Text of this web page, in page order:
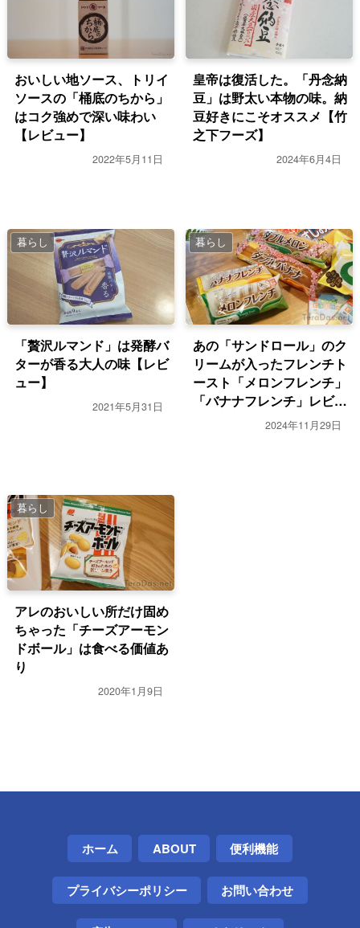
おいしい地ソース、トリイ
ソースの「桶底のちから」
はコク強めで深い味わい
【レビュー】
2022年5月11日
皇帝は復活した。「丹念納
豆」は野太い本物の味。納
豆好きにこそオススメ【竹
之下フーズ】
2024年6月4日
暮らし
「贅沢ルマンド」は発酵バ
ターが香る大人の味【レビ
ュー】
2021年5月31日
暮らし
あの「サンドロール」のク
リームが入ったフレンチト
ースト「メロンフレンチ」
「バナナフレンチ」レビュ
2024年11月29日
暮らし
アレのおいしい所だけ固め
ちゃった「チーズアーモン
ドボール」は食べる価値あ
り
2020年1月9日
ホーム ABOUT 便利機能
プライバシーポリシー お問い合わせ